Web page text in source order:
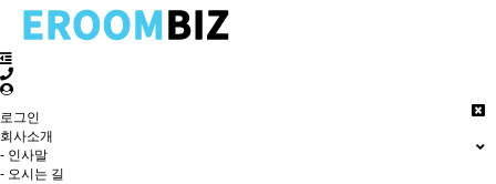
로그인
회사소개
- 인사말
- 오시는 길